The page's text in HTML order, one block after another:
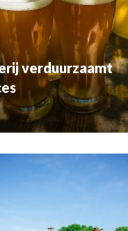
verduurzaamt